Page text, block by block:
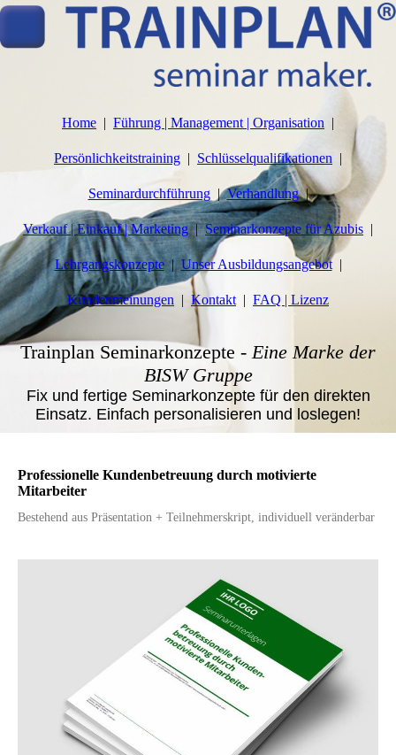
Home Führung | Management | Organisation
Persönlichkeitstraining Schlüsselqualifikationen
Seminardurchführung Verhandlung
Verkauf | Einkauf | Marketing Seminarkonzepte für Azubis
Lehrgangskonzepte Unser Ausbildungsangebot
Kundenmeinungen Kontakt FAQ | Lizenz
Trainplan Seminarkonzepte - Eine Marke der
BISW Gruppe
Fix und fertige Seminarkonzepte für den direkten
Einsatz. Einfach personalisieren und loslegen!
Professionelle Kundenbetreuung durch motivierte
Mitarbeiter
Bestehend aus Präsentation + Teilnehmerskript, individuell veränderbar